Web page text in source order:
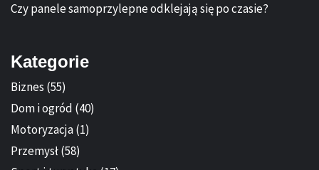
Czy panele samoprzylepne odklejają się po czasie?
Kategorie
Biznes (55)
Dom i ogród (40)
Motoryzacja(1)
Przemysł(58)